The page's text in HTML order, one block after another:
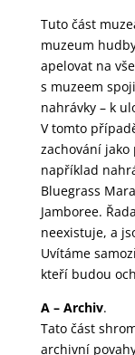
Tuto část
muzeum
apelovat na
s muzeem
nahrávky – k
V tomto
zachování
například
Bluegrass
Jamboree.
neexistuje, a
Uvítáme
kteří budou
A – Archiv.
Tato část
archivní